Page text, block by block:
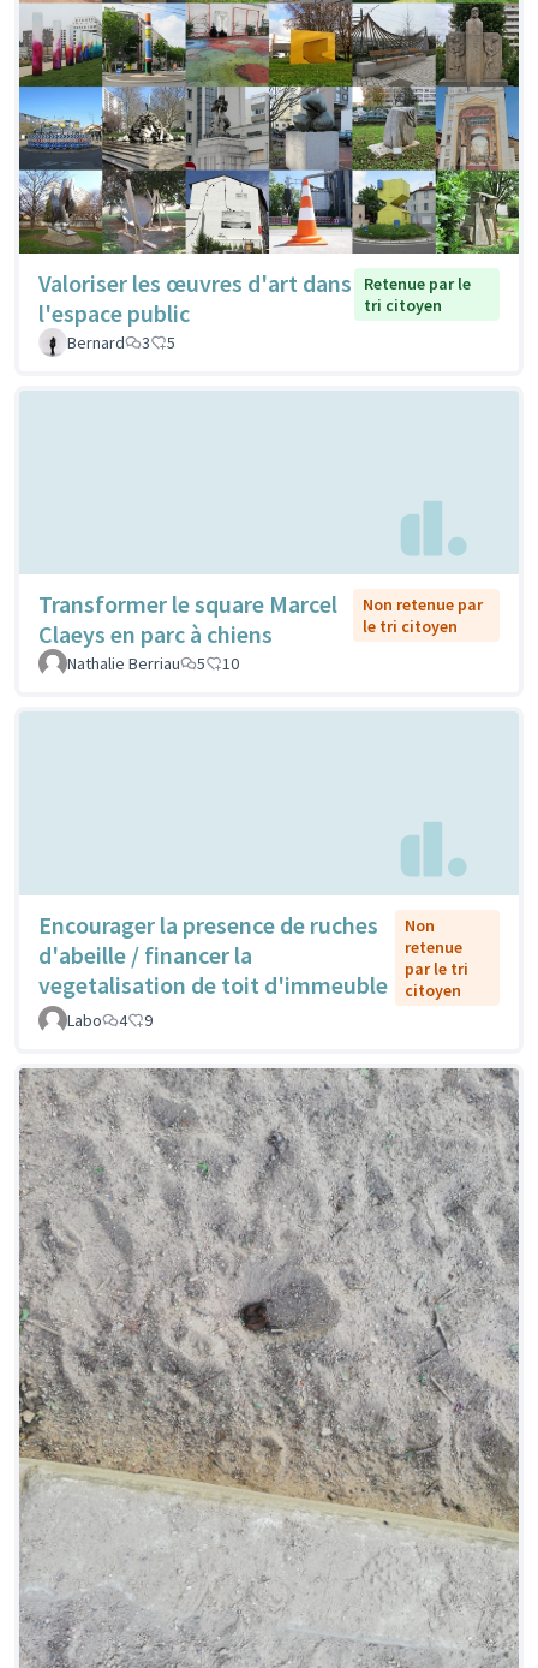
Valoriser les œuvres d'art dans
l'espace public
Retenue par le
tri citoyen
Bernard
3 5
Transformer le square Marcel
Claeys en parc à chiens
Non retenue par
le tri citoyen
Nathalie Berriau
5 10
Encourager la presence de ruches
d'abeille / financer la
vegetalisation de toit d'immeuble
Non
retenue
par le tri
citoyen
Labo
4 9